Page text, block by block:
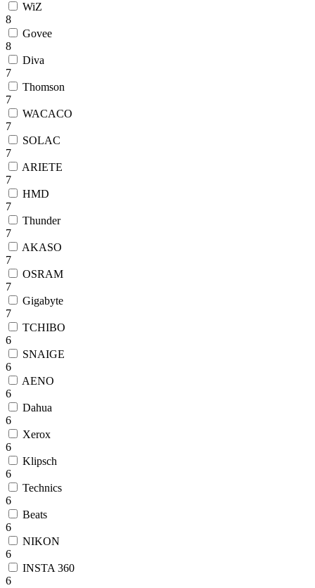
WiZ
8
Govee
8
Diva
7
Thomson
7
WACACO
7
SOLAC
7
ARIETE
7
HMD
7
Thunder
7
AKASO
7
OSRAM
7
Gigabyte
7
TCHIBO
6
SNAIGE
6
AENO
6
Dahua
6
Xerox
6
Klipsch
6
Technics
6
Beats
6
NIKON
6
INSTA 360
6